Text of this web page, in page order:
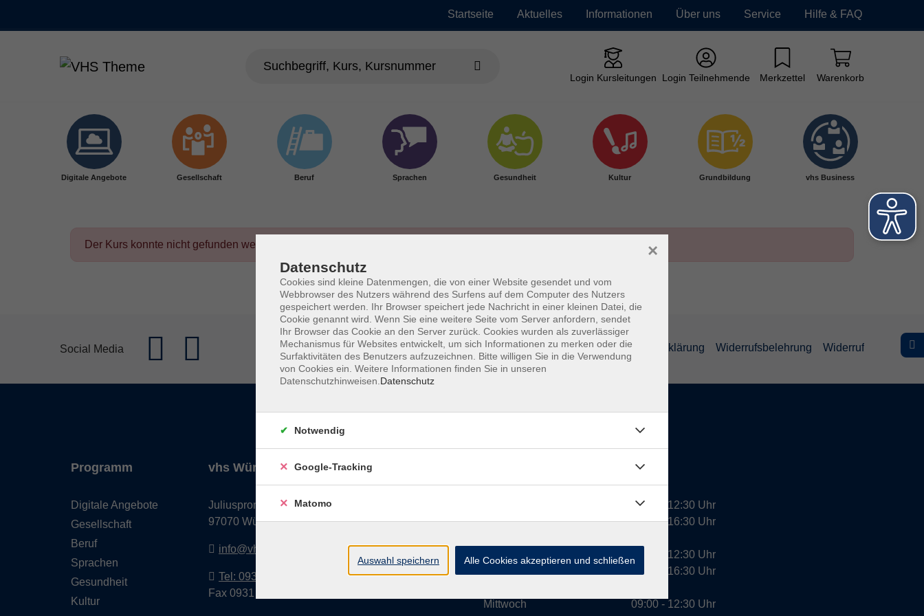
Startseite Aktuelles Informationen Über uns Service Hilfe & FAQ
Login Kursleitungen Login Teilnehmende Merkzettel Warenkorb
Digitale Angebote Gesellschaft Beruf Sprachen Gesundheit Kultur Grundbildung vhs Business
Der Kurs konnte nicht gefunden werden.
Social Media Impressum AGBs Datenschutzerklärung Barrierefreiheitserklärung Widerrufsbelehrung Widerruf
Programm
Digitale Angebote
Gesellschaft
Beruf
Sprachen
Gesundheit
Kultur
vhs Würzburg & Umgebung e. V.
Juliuspromenade 68
97070 Würzburg
info@vhs-wuerzburg.de
Tel: 0931 35593 0
Fax 0931 35593-20
Dienstag
Mittwoch
09:00 - 12:30 Uhr
13:00 - 16:30 Uhr
10:00 - 12:30 Uhr
13:00 - 16:30 Uhr
09:00 - 12:30 Uhr
Datenschutz
Cookies sind kleine Datenmengen, die von einer Website gesendet und vom
Webbrowser des Nutzers während des Surfens auf dem Computer des Nutzers
gespeichert werden. Ihr Browser speichert jede Nachricht in einer kleinen Datei, die
Cookie genannt wird. Wenn Sie eine weitere Seite vom Server anfordern, sendet
Ihr Browser das Cookie an den Server zurück. Cookies wurden als zuverlässiger
Mechanismus für Websites entwickelt, um sich Informationen zu merken oder die
Surfaktivitäten des Benutzers aufzuzeichnen. Bitte willigen Sie in die Verwendung
von Cookies ein. Weitere Informationen finden Sie in unseren
Datenschutzhinweisen. Datenschutz
×
Notwendig
Google-Tracking
Matomo
Auswahl speichern Alle Cookies akzeptieren und schließen